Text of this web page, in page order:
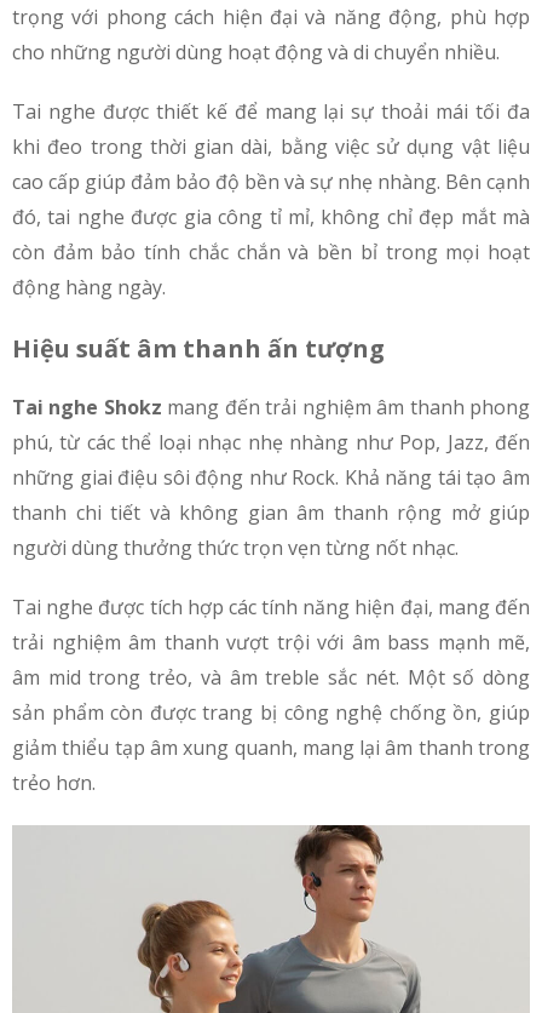
trọng với phong cách hiện đại và năng động, phù hợp
cho những người dùng hoạt động và di chuyển nhiều.
Tai nghe được thiết kế để mang lại sự thoải mái tối đa
khi đeo trong thời gian dài, bằng việc sử dụng vật liệu
cao cấp giúp đảm bảo độ bền và sự nhẹ nhàng. Bên cạnh
đó, tai nghe được gia công tỉ mỉ, không chỉ đẹp mắt mà
còn đảm bảo tính chắc chắn và bền bỉ trong mọi hoạt
động hàng ngày.
Hiệu suất âm thanh ấn tượng
Tai nghe Shokz mang đến trải nghiệm âm thanh phong
phú, từ các thể loại nhạc nhẹ nhàng như Pop, Jazz, đến
những giai điệu sôi động như Rock. Khả năng tái tạo âm
thanh chi tiết và không gian âm thanh rộng mở giúp
người dùng thưởng thức trọn vẹn từng nốt nhạc.
Tai nghe được tích hợp các tính năng hiện đại, mang đến
trải nghiệm âm thanh vượt trội với âm bass mạnh mẽ,
âm mid trong trẻo, và âm treble sắc nét. Một số dòng
sản phẩm còn được trang bị công nghệ chống ồn, giúp
giảm thiểu tạp âm xung quanh, mang lại âm thanh trong
trẻo hơn.